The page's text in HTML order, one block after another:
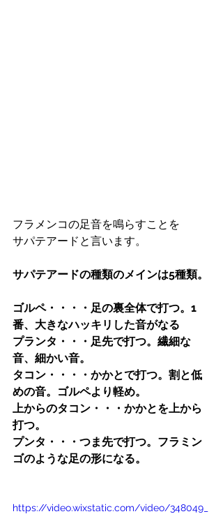
フラメンコの足音を鳴らすことを
サパテアードと言います。
サパテアードの種類のメインは5種類。
ゴルペ・・・・足の裏全体で打つ。1
番、大きなハッキリした音がなる
プランタ・・・足先で打つ。繊細な
音、細かい音。
タコン・・・・かかとで打つ。割と低
めの音。ゴルペより軽め。
上からのタコン・・・かかとを上から
打つ。
プンタ・・・つま先で打つ。フラミン
ゴのような足の形になる。
https://video.wixstatic.com/video/348049_